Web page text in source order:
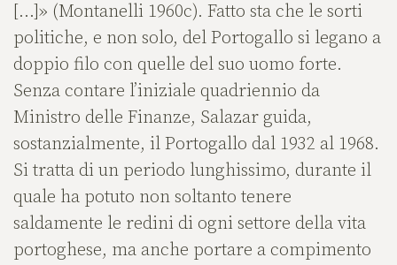
[…]» (Montanelli 1960c). Fatto sta che le sorti
politiche, e non solo, del Portogallo si legano a
doppio filo con quelle del suo uomo forte.
Senza contare l’iniziale quadriennio da
Ministro delle Finanze, Salazar guida,
sostanzialmente, il Portogallo dal 1932 al 1968.
Si tratta di un periodo lunghissimo, durante il
quale ha potuto non soltanto tenere
saldamente le redini di ogni settore della vita
portoghese, ma anche portare a compimento